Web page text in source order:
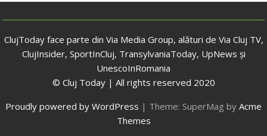
ClujToday face parte din Via Media Group, alături de Via Cluj TV,
ClujInsider, SportInCluj, TransylvaniaToday, UpNews și
UnescoInRomania
© Cluj Today | All rights reserved 2020
Proudly powered by WordPress | Theme: SuperMag by Acme
Themes